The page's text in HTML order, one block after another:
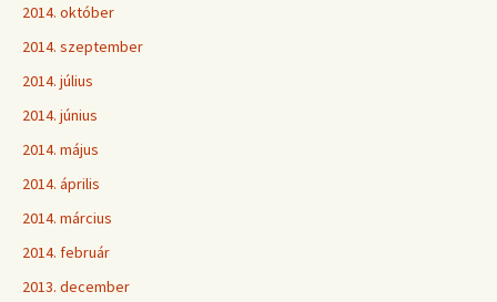
2014. október
2014. szeptember
2014. július
2014. június
2014. május
2014. április
2014. március
2014. február
2013. december